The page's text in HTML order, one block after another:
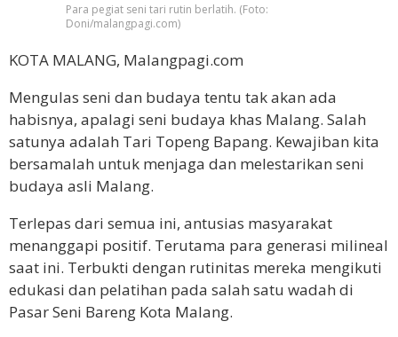
Para pegiat seni tari rutin berlatih. (Foto:
Doni/malangpagi.com)
KOTA MALANG, Malangpagi.com
Mengulas seni dan budaya tentu tak akan ada
habisnya, apalagi seni budaya khas Malang. Salah
satunya adalah Tari Topeng Bapang. Kewajiban kita
bersamalah untuk menjaga dan melestarikan seni
budaya asli Malang.
Terlepas dari semua ini, antusias masyarakat
menanggapi positif. Terutama para generasi milineal
saat ini. Terbukti dengan rutinitas mereka mengikuti
edukasi dan pelatihan pada salah satu wadah di
Pasar Seni Bareng Kota Malang.